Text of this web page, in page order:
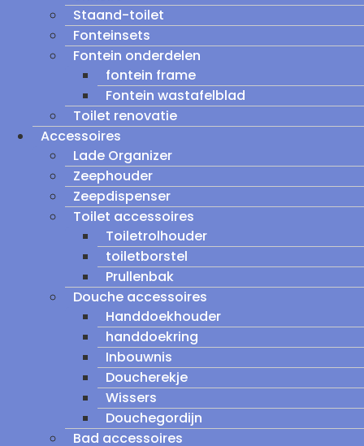
Staand-toilet
Fonteinsets
Fontein onderdelen
fontein frame
Fontein wastafelblad
Toilet renovatie
Accessoires
Lade Organizer
Zeephouder
Zeepdispenser
Toilet accessoires
Toiletrolhouder
toiletborstel
Prullenbak
Douche accessoires
Handdoekhouder
handdoekring
Inbouwnis
Doucherekje
Wissers
Douchegordijn
Bad accessoires